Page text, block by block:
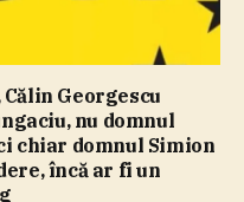
Georgescu
nu domnul
chiar domnul Simion
încă ar fi un